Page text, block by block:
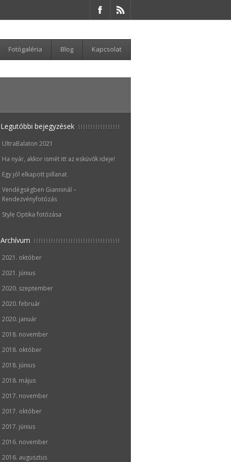
Fotógaléria Blog Kapcsolat
Legutóbbi bejegyzések
UltraBalaton 2021
Ha nyár, akkor ismét itt az esküvők ideje!
Egy jól elkapott pillanat
Vendégségben Gianninál –
Rendezvényfotózás
Style Optika fotózása
Archívum
2021. október
2021. június
2020. szeptember
2020. február
2020. január
2018. november
2018. október
2018. június
2018. május
2017. november
2017. október
2017. június
2016. november
2016. augusztus